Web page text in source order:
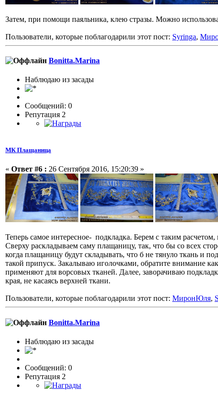
Затем, при помощи паяльника, клею стразы. Можно
Пользователи, которые поблагодарили этот пост: Syringa,
Bonitta.Marina
Наблюдаю из засады
Сообщений: 0
Репутация 2
МК Плащаница
« Ответ #6 : 26 Сентября 2016, 15:20:39 »
Теперь самое интересное- подкладка. Берем с таким
Сверху раскладываем саму плащаницу, так, что бы со всех
когда плащаницу будут складывать, что б не тянуло ткань и
такой припуск. Закалываю иголочками, обратите внимание
применяют для ворсовых тканей. Далее, заворачиваю
края, не касаясь верхней ткани.
Пользователи, которые поблагодарили этот пост: МиронЮля,
Bonitta.Marina
Наблюдаю из засады
Сообщений: 0
Репутация 2